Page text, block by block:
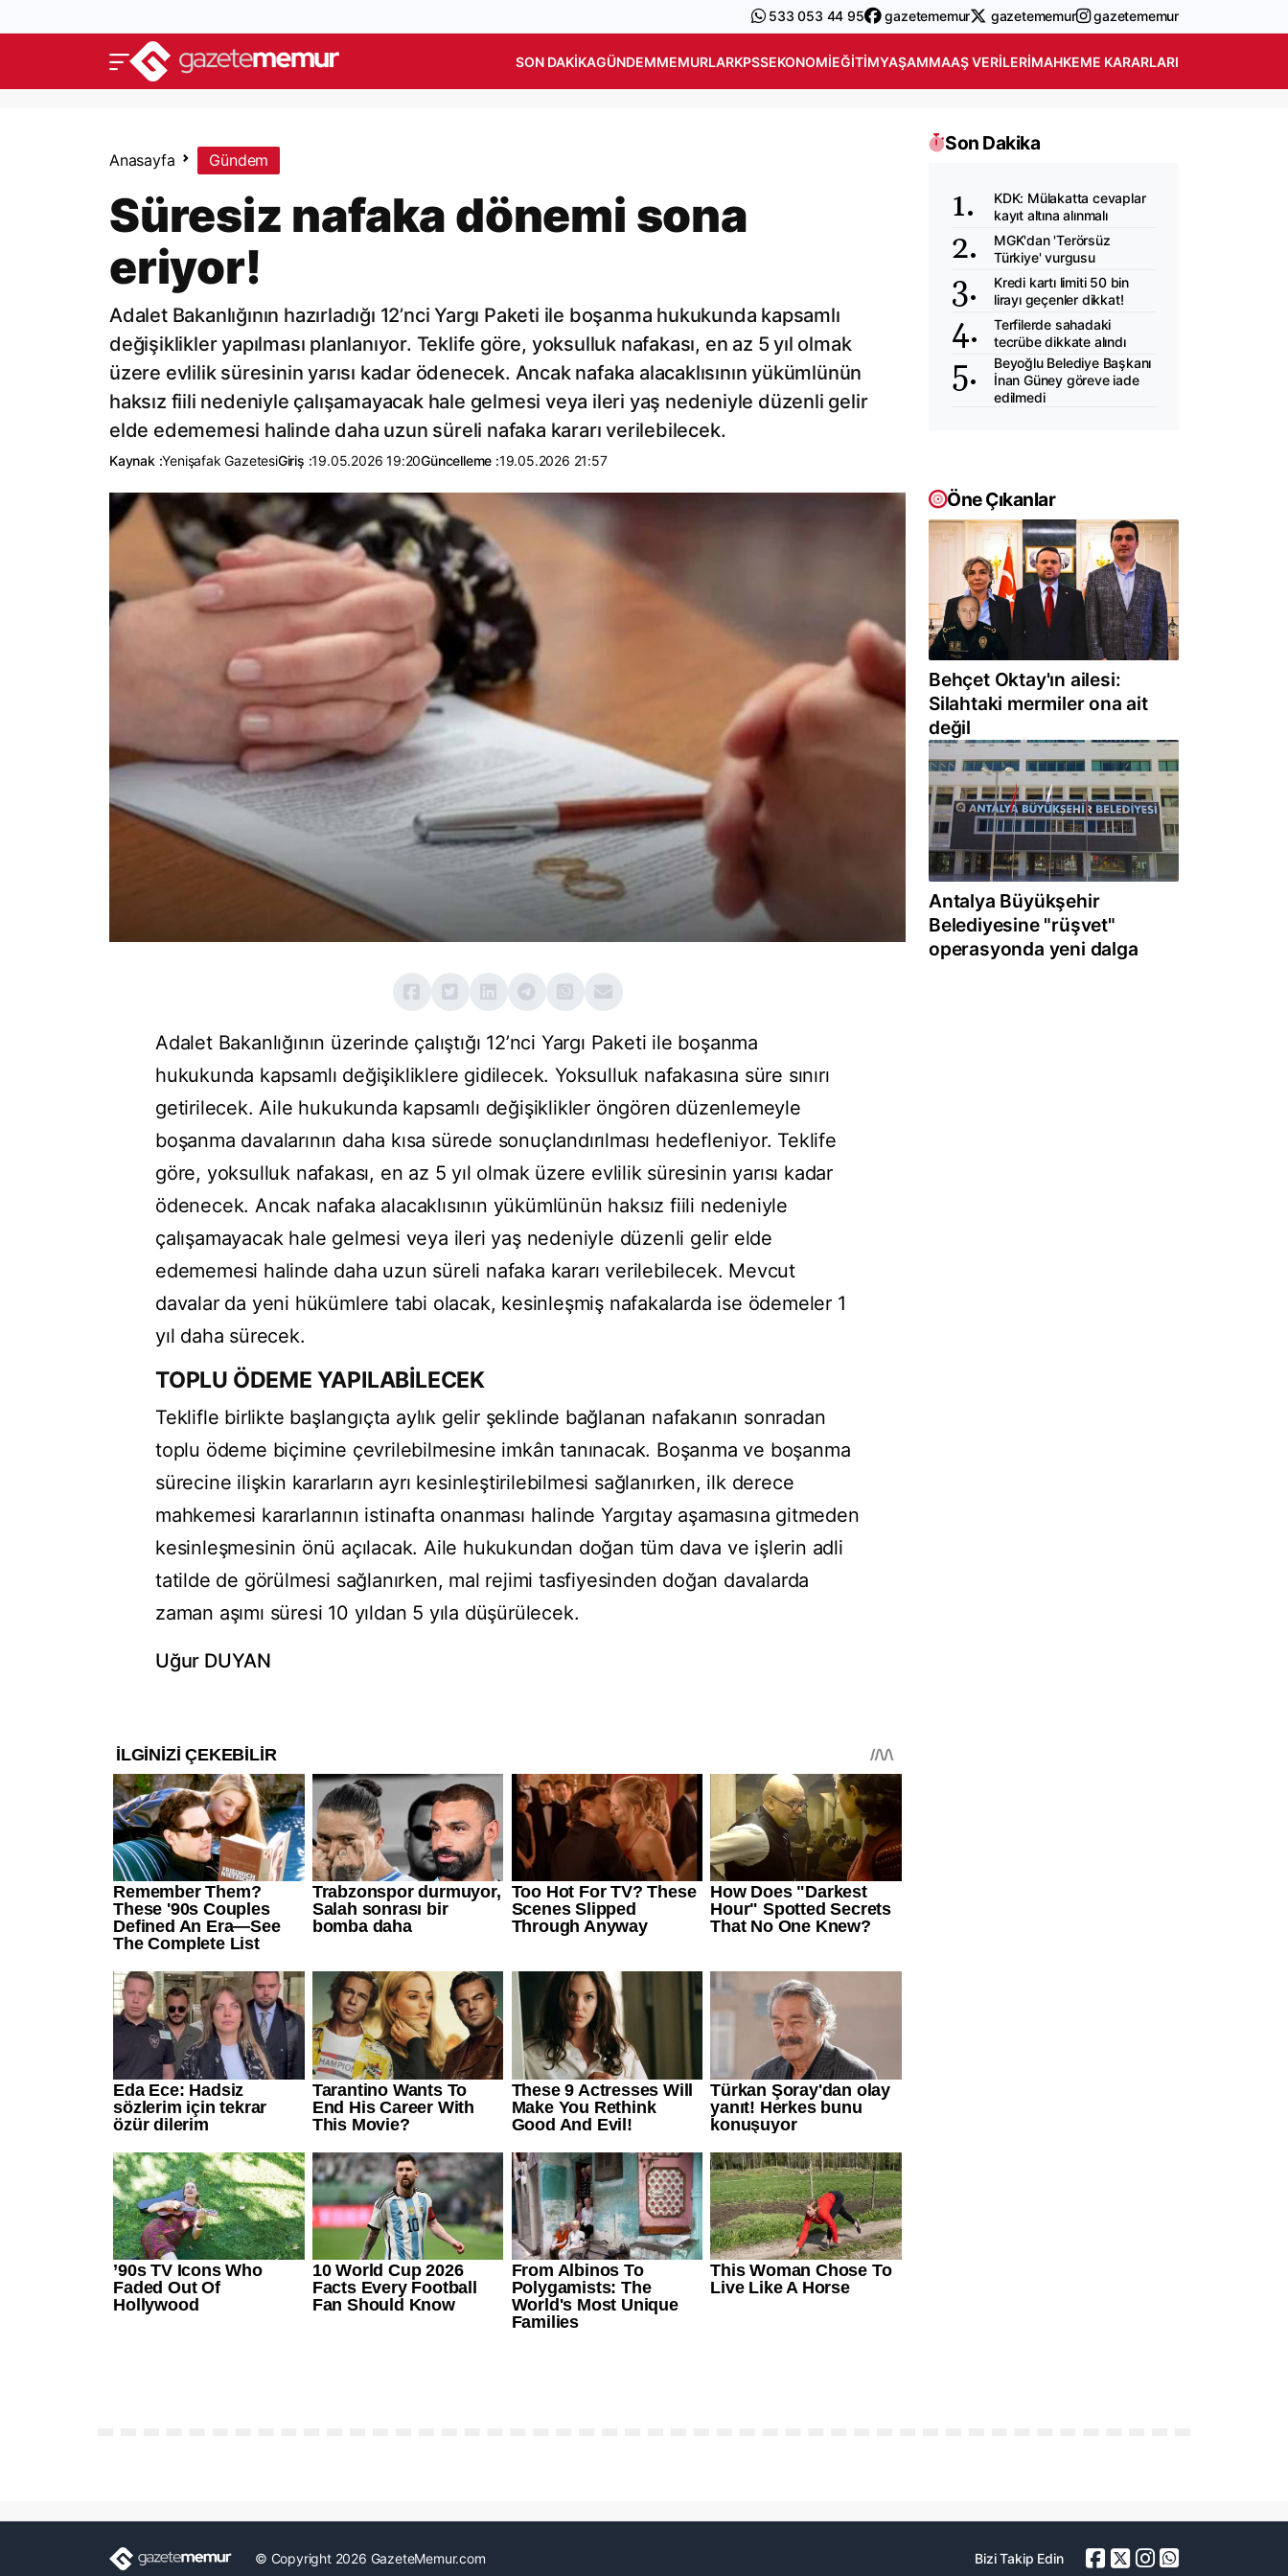
533 053 44 95 gazetememur gazetememur gazetememur
SON DAKIKAGÜNDEMMEMURLARKPSSEKONOMIEĞITIMYAŞAMMAAŞ VERILERIMAHKEME KARARLARI
Anasayfa Gündem
Süresiz nafaka dönemi sona
eriyor!
Adalet Bakanlığının hazırladığı 12’nci Yargı Paketi ile boşanma hukukunda kapsamlı
değişiklikler yapılması planlanıyor. Teklife göre, yoksulluk nafakası, en az 5 yıl olmak
üzere evlilik süresinin yarısı kadar ödenecek. Ancak nafaka alacaklısının yükümlünün
haksız fiili nedeniyle çalışamayacak hale gelmesi veya ileri yaş nedeniyle düzenli gelir
elde edememesi halinde daha uzun süreli nafaka kararı verilebilecek.
Kaynak :Yenişafak GazetesiGiriş :19.05.2026 19:20Güncelleme :19.05.2026 21:57
Adalet Bakanlığının üzerinde çalıştığı 12’nci Yargı Paketi ile boşanma
hukukunda kapsamlı değişikliklere gidilecek. Yoksulluk nafakasına süre sınırı
getirilecek. Aile hukukunda kapsamlı değişiklikler öngören düzenlemeyle
boşanma davalarının daha kısa sürede sonuçlandırılması hedefleniyor. Teklife
göre, yoksulluk nafakası, en az 5 yıl olmak üzere evlilik süresinin yarısı kadar
ödenecek. Ancak nafaka alacaklısının yükümlünün haksız fiili nedeniyle
çalışamayacak hale gelmesi veya ileri yaş nedeniyle düzenli gelir elde
edememesi halinde daha uzun süreli nafaka kararı verilebilecek. Mevcut
davalar da yeni hükümlere tabi olacak, kesinleşmiş nafakalarda ise ödemeler 1
yıl daha sürecek.
TOPLU ÖDEME YAPILABİLECEK
Teklifle birlikte başlangıçta aylık gelir şeklinde bağlanan nafakanın sonradan
toplu ödeme biçimine çevrilebilmesine imkân tanınacak. Boşanma ve boşanma
sürecine ilişkin kararların ayrı kesinleştirilebilmesi sağlanırken, ilk derece
mahkemesi kararlarının istinafta onanması halinde Yargıtay aşamasına gitmeden
kesinleşmesinin önü açılacak. Aile hukukundan doğan tüm dava ve işlerin adli
tatilde de görülmesi sağlanırken, mal rejimi tasfiyesinden doğan davalarda
zaman aşımı süresi 10 yıldan 5 yıla düşürülecek.
Uğur DUYAN
Son Dakika
KDK: Mülakatta cevaplar
kayıt altına alınmalı
MGK'dan 'Terörsüz
Türkiye' vurgusu
Kredi kartı limiti 50 bin
lirayı geçenler dikkat!
Terfilerde sahadaki
tecrübe dikkate alındı
Beyoğlu Belediye Başkanı
İnan Güney göreve iade
edilmedi
Öne Çıkanlar
Behçet Oktay'ın ailesi:
Silahtaki mermiler ona ait
değil
Antalya Büyükşehir
Belediyesine "rüşvet"
operasyonda yeni dalga
© Copyright 2026 GazeteMemur.com Bizi Takip Edin